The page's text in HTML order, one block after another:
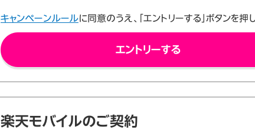
キャンペーンルールに同意のうえ、「エントリーする」ボタンを押
エントリーする
楽天モバイルのご契約